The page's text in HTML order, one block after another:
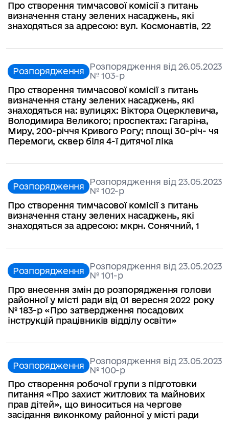
Про створення тимчасової комісії з питань
визначення стану зелених насаджень, які
знаходяться за адресою: вул. Космонавтів, 22
Розпорядження Розпорядження від 26.05.2023
№ 103-р
Про створення тимчасової комісії з питань
визначення стану зелених насаджень, які
знаходяться на: вулицях: Віктора Оцерклевича,
Володимира Великого; проспектах: Гагаріна,
Миру, 200-річчя Кривого Рогу; площі 30-річ- чя
Перемоги, сквер біля 4-ї дитячої ліка
Розпорядження Розпорядження від 23.05.2023
№ 102-р
Про створення тимчасової комісії з питань
визначення стану зелених насаджень, які
знаходяться за адресою: мкрн. Сонячний, 1
Розпорядження Розпорядження від 23.05.2023
№ 101-р
Про внесення змін до розпорядження голови
районної у місті ради від 01 вересня 2022 року
№ 183-р «Про затвердження посадових
інструкцій працівників відділу освіти»
Розпорядження Розпорядження від 23.05.2023
№ 100-р
Про створення робочої групи з підготовки
питання «Про захист житлових та майнових
прав дітей», що виноситься на чергове
засідання виконкому районної у місті ради